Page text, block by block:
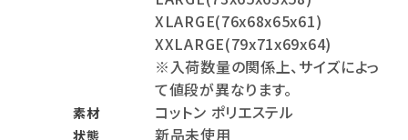
XLARGE(76x68x65x61)
XXLARGE(79x71x69x64)
※入荷数量の関係上、サイズによっ
て値段が異なります。
素材 コットン ポリエステル
状態 新品未使用